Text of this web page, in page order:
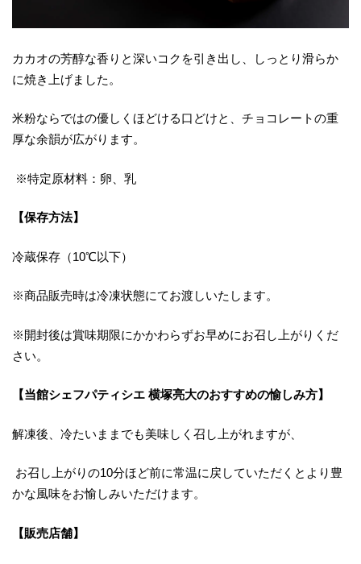
カカオの芳醇な香りと深いコクを引き出し、しっとり滑らか
に焼き上げました。
米粉ならではの優しくほどける口どけと、チョコレートの重
厚な余韻が広がります。
※特定原材料：卵、乳
【保存方法】
冷蔵保存（10℃以下）
※商品販売時は冷凍状態にてお渡しいたします。
※開封後は賞味期限にかかわらずお早めにお召し上がりくだ
さい。
【当館シェフパティシエ 横塚亮大のおすすめの愉しみ方】
解凍後、冷たいままでも美味しく召し上がれますが、
お召し上がりの10分ほど前に常温に戻していただくとより豊
かな風味をお愉しみいただけます。
【販売店舗】